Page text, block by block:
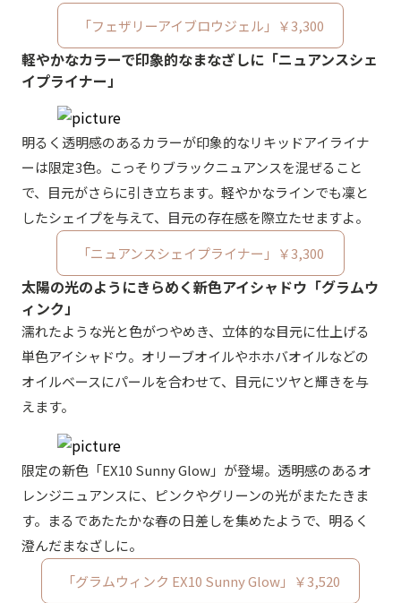
「フェザリーアイブロウジェル」￥3,300
軽やかなカラーで印象的なまなざしに「ニュアンスシェ
イプライナー」
明るく透明感のあるカラーが印象的なリキッドアイライナ
ーは限定3色。こっそりブラックニュアンスを混ぜること
で、目元がさらに引き立ちます。軽やかなラインでも凜と
したシェイプを与えて、目元の存在感を際立たせますよ。
「ニュアンスシェイプライナー」￥3,300
太陽の光のようにきらめく新色アイシャドウ「グラムウ
ィンク」
濡れたような光と色がつやめき、立体的な目元に仕上げる
単色アイシャドウ。オリーブオイルやホホバオイルなどの
オイルベースにパールを合わせて、目元にツヤと輝きを与
えます。
限定の新色「EX10 Sunny Glow」が登場。透明感のあるオ
レンジニュアンスに、ピンクやグリーンの光がまたたきま
す。まるであたたかな春の日差しを集めたようで、明るく
澄んだまなざしに。
「グラムウィンク EX10 Sunny Glow」￥3,520